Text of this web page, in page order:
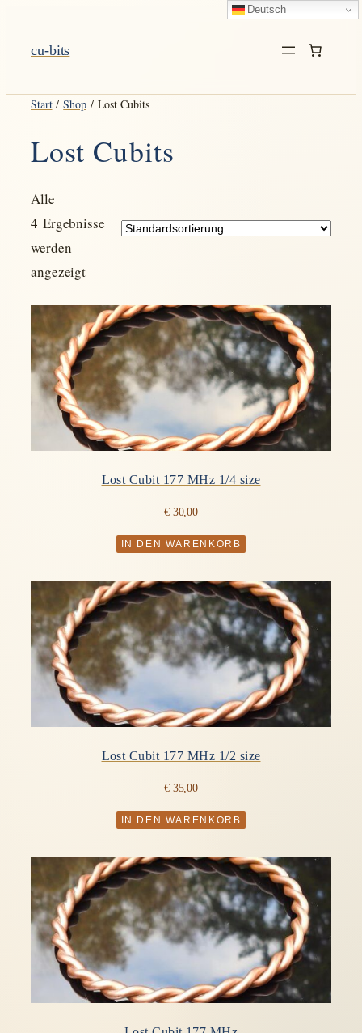
cu-bits
Start/Shop/ Lost Cubits
Lost Cubits
Alle
4 Ergebnisse
werden
angezeigt
Lost Cubit 177 MHz 1/4 size
€30,00
IN DEN WARENKORB
Lost Cubit 177 MHz 1/2 size
€35,00
IN DEN WARENKORB
Deutsch